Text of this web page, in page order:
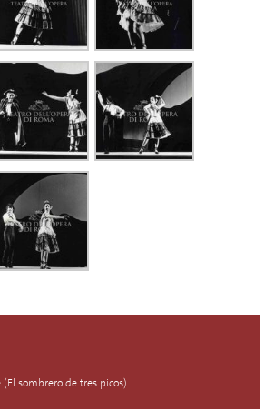
sombrero de tres picos)